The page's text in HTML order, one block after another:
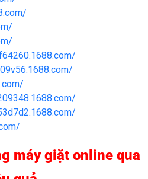
máy giặt online qua